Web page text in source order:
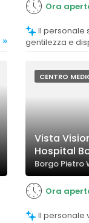
»
Ora
Il personale si caratterizza per cortesia,
gentilezza e
CENTRO
Vista
Hospital
Borgo Pietro
Ora
Il personale viene descritto come